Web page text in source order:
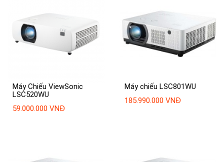
Máy Chiếu ViewSonic
LSC520WU
59.000.000 VNĐ
Máy chiếu LSC801WU
185.990.000 VNĐ